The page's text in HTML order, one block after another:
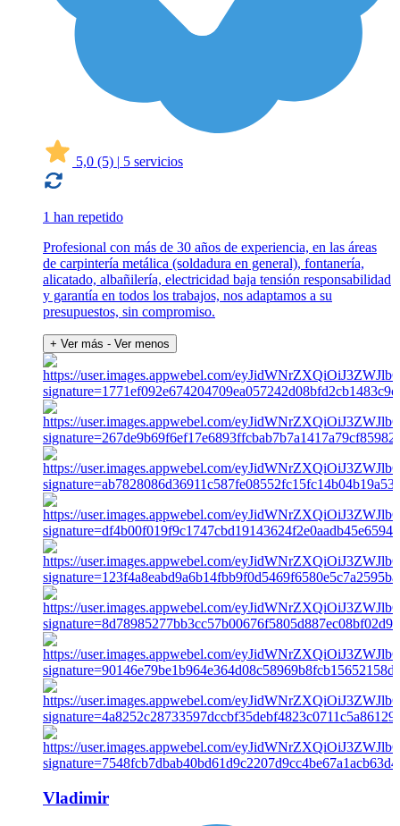
5,0 (5) | 5 servicios
1 han repetido
Profesional con más de 30 años de experiencia, en las áreas
de carpintería metálica (soldadura en general), fontanería,
alicatado, albañilería, electricidad baja tensión responsabilidad
y garantía en todos los trabajos, nos adaptamos a su
presupuestos, sin compromiso.
+ Ver más - Ver menos
Vladimir